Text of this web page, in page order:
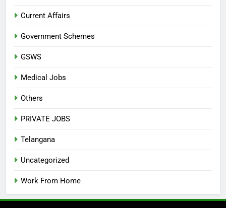
Current Affairs
Government Schemes
GSWS
Medical Jobs
Others
PRIVATE JOBS
Telangana
Uncategorized
Work From Home